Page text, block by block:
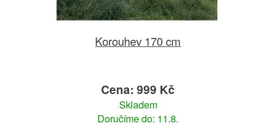
Korouhev 170 cm
Cena: 999 Kč
Skladem
Doručíme do: 11.8.